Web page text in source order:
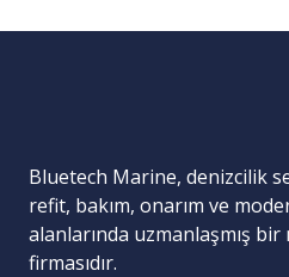
Bluetech Marine, denizcilik
refit, bakım, onarım ve
alanlarında uzmanlaşmış
firmasıdır.